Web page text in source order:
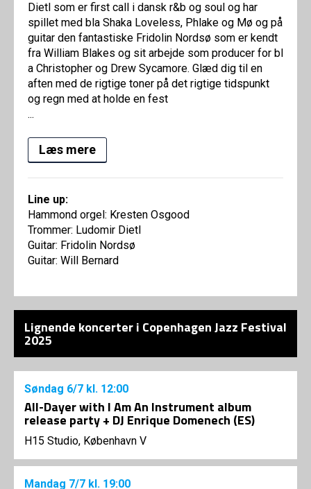
Dietl som er first call i dansk r&b og soul og har
spillet med bla Shaka Loveless, Phlake og Mø og på
guitar den fantastiske Fridolin Nordsø som er kendt
fra William Blakes og sit arbejde som producer for bl
a Christopher og Drew Sycamore. Glæd dig til en
aften med de rigtige toner på det rigtige tidspunkt
og regn med at holde en fest
...
Læs mere
Line up:
Hammond orgel: Kresten Osgood
Trommer: Ludomir Dietl
Guitar: Fridolin Nordsø
Guitar: Will Bernard
Lignende koncerter i Copenhagen Jazz Festival
2025
Søndag 6/7 kl. 12:00
All-Dayer with I Am An Instrument album
release party + DJ Enrique Domenech (ES)
H15 Studio, København V
Mandag 7/7 kl. 19:00